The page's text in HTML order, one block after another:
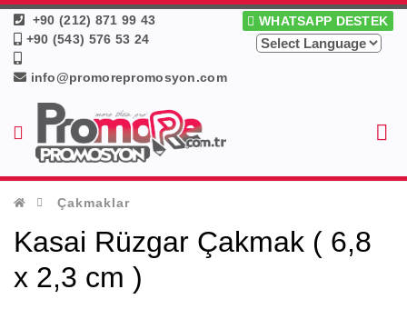
+90 (212) 871 99 43
+90 (543) 576 53 24
info@promorepromosyon.com
WHATSAPP DESTEK
Çakmaklar
Kasai Rüzgar Çakmak ( 6,8
x 2,3 cm )